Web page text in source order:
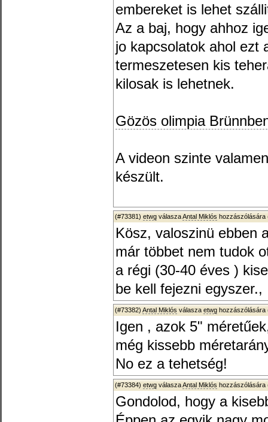
embereket is lehet
Az a baj, hogy ahhoz
jo kapcsolatok ahol ezt
termeszetesen kis
kilosak is lehetnek.
Gözös olimpia
A videon szinte
készült.
(#73381) etwg válaszaAntal Miklós hozzászólására
Kösz, valoszinü ebben
már többet nem tudok
a régi (30-40 éves )
be kell fejezni egyszer.,
(#73382) Antal Miklós válasza etwg hozzászólására
Igen , azok 5"
még kissebb
No ez a tehetség!
(#73384) etwg válaszaAntal Miklós hozzászólására
Gondolod, hogy a